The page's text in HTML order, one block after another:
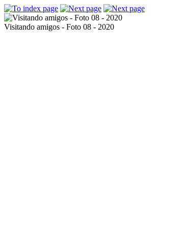
Visitando amigos - Foto 08 - 2020